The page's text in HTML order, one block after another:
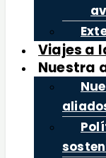
Viajes a
Nuestra